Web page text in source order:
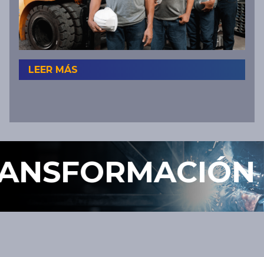
LEER MÁS